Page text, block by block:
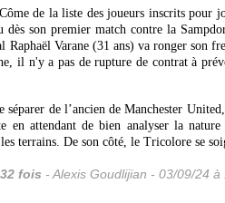
de la liste des joueurs inscrits pour
dès son premier match contre la
Raphaël Varane (31 ans) va ronger son
il n'y a pas de rupture de contrat à
séparer de l’ancien de Manchester
en attendant de bien analyser la
terrains. De son côté, le Tricolore se
fois - Alexis Goudlijian - 03/09/24 à